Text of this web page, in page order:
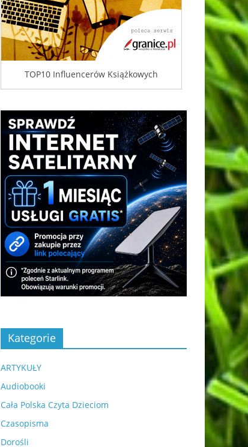
TOP10 Influencerów Książkowych
Kategorie
ARTYKUŁY
Audiobooki
Cała Polska Czyta Dzieciom
Czasopisma
Dorośli